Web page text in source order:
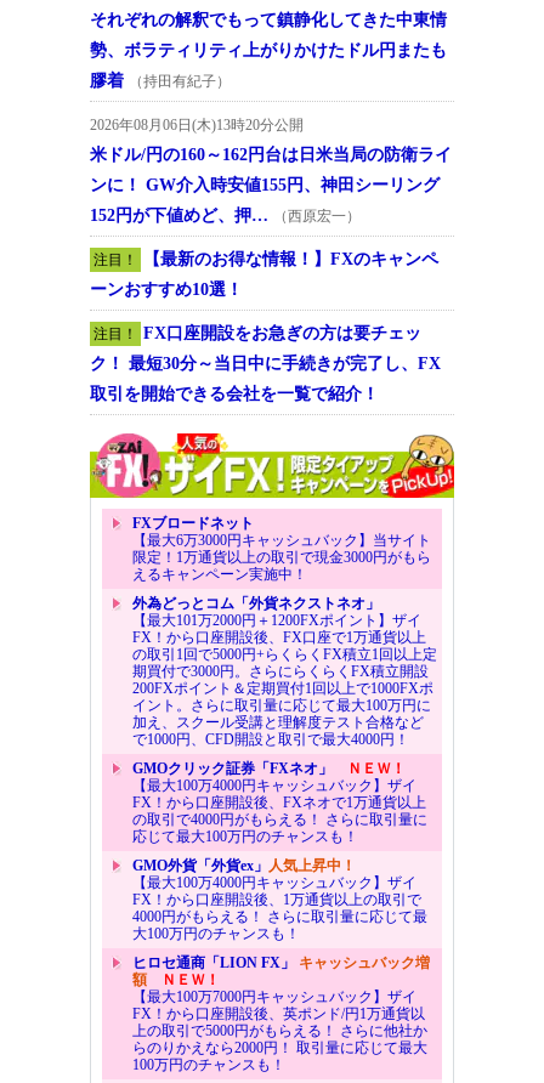
それぞれの解釈でもって鎮静化してきた中東情
勢、ボラティリティ上がりかけたドル円またも
膠着
（持田有紀子）
2026年08月06日(木)13時20分公開
米ドル/円の160～162円台は日米当局の防衛ライ
ンに！ GW介入時安値155円、神田シーリング
152円が下値めど、押…
（西原宏一）
注目！
【最新のお得な情報！】FXのキャンペ
ーンおすすめ10選！
注目！
FX口座開設をお急ぎの方は要チェッ
ク！ 最短30分～当日中に手続きが完了し、FX
取引を開始できる会社を一覧で紹介！
FXブロードネット
【最大6万3000円キャッシュバック】当サイト
限定！1万通貨以上の取引で現金3000円がもら
えるキャンペーン実施中！
外為どっとコム「外貨ネクストネオ」
【最大101万2000円＋1200FXポイント】ザイ
FX！から口座開設後、FX口座で1万通貨以上
の取引1回で5000円+らくらくFX積立1回以上定
期買付で3000円。さらにらくらくFX積立開設
200FXポイント＆定期買付1回以上で1000FXポ
イント。さらに取引量に応じて最大100万円に
加え、スクール受講と理解度テスト合格など
で1000円、CFD開設と取引で最大4000円！
GMOクリック証券「FXネオ」
ＮＥＷ！
【最大100万4000円キャッシュバック】ザイ
FX！から口座開設後、FXネオで1万通貨以上
の取引で4000円がもらえる！ さらに取引量に
応じて最大100万円のチャンスも！
GMO外貨「外貨ex」 人気上昇中！
【最大100万4000円キャッシュバック】ザイ
FX！から口座開設後、1万通貨以上の取引で
4000円がもらえる！ さらに取引量に応じて最
大100万円のチャンスも！
ヒロセ通商「LION FX」 キャッシュバック増
額ＮＥＷ！
【最大100万7000円キャッシュバック】ザイ
FX！から口座開設後、英ポンド/円1万通貨以
上の取引で5000円がもらえる！ さらに他社か
らのりかえなら2000円！ 取引量に応じて最大
100万円のチャンスも！